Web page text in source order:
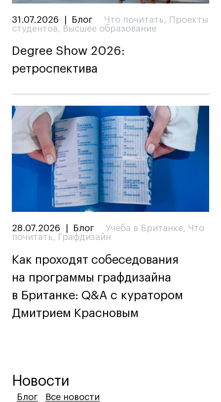
31.07.2026 Блог Что почитать, Проекты
студентов, Высшее образование
Degree Show 2026:
ретроспектива
28.07.2026 Блог Учеба в Британке, Что
почитать, Графдизайн
Как проходят собеседования
на программы графдизайна
в Британке: Q&A c куратором
Дмитрием Красновым
Новости
Блог
Блог
Блог Все новости
Все новости
Все новости